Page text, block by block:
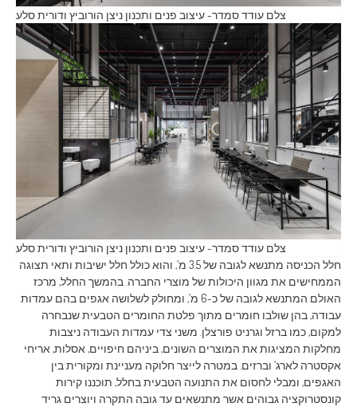
צלם עודד סמדר- עיצוב פנים ותכנון ניצן הורוביץ ודורית סלע
צלם עודד סמדר- עיצוב פנים ותכנון ניצן הורוביץ ודורית סלע
חלל הכניסה מתנשא לגובה של 3.5 מ’, והוא כולל חלל ישיבות ותאי תצוגה
הממחישים את מגוון היכולות של מוצרי החברה. בהמשך החלל, מרכז
האולם המתנשא לגובה של כ-6 מ’, ומחולק לשלושה אגפים בהם עמדות
עבודה, בהן שולבו חומרים מתוך פלטת החומרים הטבעית שנבחרה
למקום, כמו ברזל וגרניט פורצלן. משני צדי עמדות העבודה ניצבות
מחלקות המציגות את המוצרים השונים, ביניהם חיפויים, אסלות, אריחי
אקסטרה לארג’ וברזים. במטרה לייצר חלוקה מעניינת ומקורית בין
האגפים, ומבלי לחסום את התנועה הטבעית בחלל, תוכננו קירות
קונסטרוקציה גבוהים אשר מתנשאים עד גובה התקרה ויוצרים גריד